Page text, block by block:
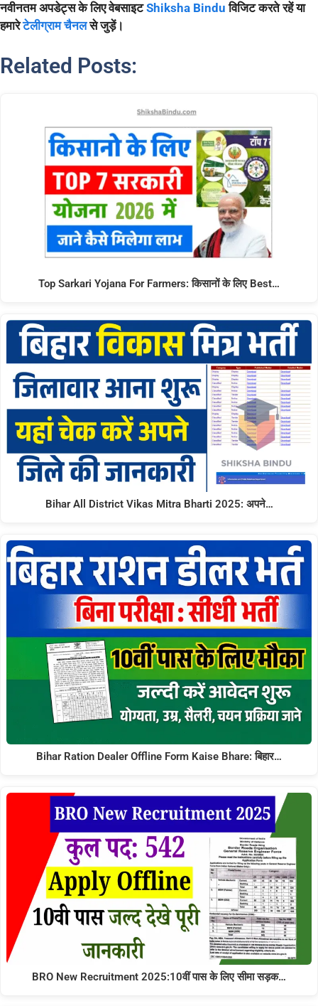
नवीनतम अपडेट्स के लिए वेबसाइटShiksha Bindu विजिट करते रहें या
हमारेटेलीग्राम चैनल से जुड़ें।
Related Posts:
Top Sarkari Yojana For Farmers: किसानों के लिए Best…
Bihar All District Vikas Mitra Bharti 2025: अपने…
Bihar Ration Dealer Offline Form Kaise Bhare: बिहार…
BRO New Recruitment 2025:10वीं पास के लिए सीमा सड़क…